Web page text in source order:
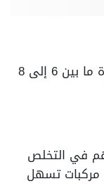
يبدأ مفعول الشمر في الظهور في فترة ما بين 6 إلى 8
في التخلص
مركبات تسهل